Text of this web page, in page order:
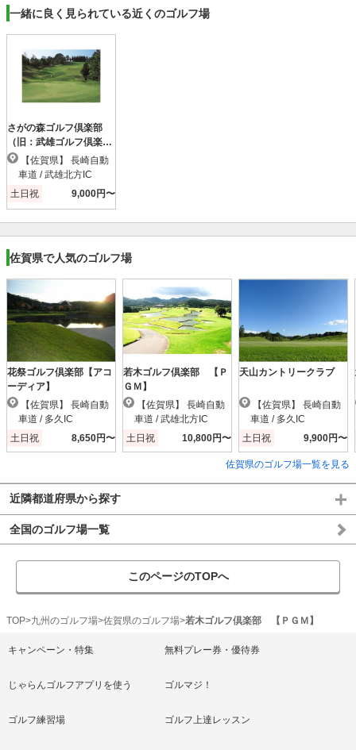
一緒に良く見られている近くのゴルフ場
さがの森ゴルフ倶楽部
（旧：武雄ゴルフ倶楽
部）
車道 / 武雄北方IC
土日祝
9,000円〜
佐賀県で人気のゴルフ場
花祭ゴルフ倶楽部【アコ
ーディア】
車道 / 多久IC
土日祝
8,650円〜
若木ゴルフ倶楽部 【Ｐ
ＧＭ】
車道 / 武雄北方IC
土日祝
10,800円〜
天山カントリークラブ
車道 / 多久IC
土日祝
9,900円〜
佐賀県のゴルフ場一覧を見る
近隣都道府県から探す
全国のゴルフ場一覧
このページのTOPへ
TOP 九州のゴルフ場 佐賀県のゴルフ場 若木ゴルフ倶楽部 【ＰＧＭ】
キャンペーン・特集 無料プレー券・優待券
じゃらんゴルフアプリを使う ゴルマジ！
ゴルフ練習場 ゴルフ上達レッスン